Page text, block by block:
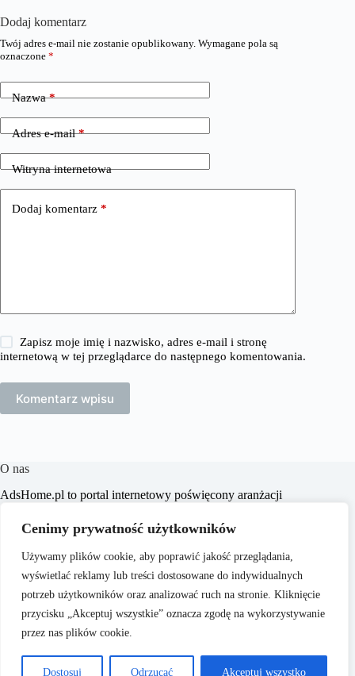
Cenimy prywatność użytkowników
Używamy plików cookie, aby poprawić jakość przeglądania,
wyświetlać reklamy lub treści dostosowane do indywidualnych
potrzeb użytkowników oraz analizować ruch na stronie. Kliknięcie
przycisku „Akceptuj wszystkie” oznacza zgodę na wykorzystywanie
przez nas plików cookie.
Dostosuj Odrzucać Akceptuj wszystko
Dodaj komentarz
Twój adres e-mail nie zostanie opublikowany. Wymagane pola są
oznaczone *
Nazwa*
Adres e-mail*
Witryna internetowa
Dodaj komentarz *
Zapisz moje imię i nazwisko, adres e-mail i stronę
internetową w tej przeglądarce do następnego komentowania.
Komentarz wpisu
O nas
​AdsHome.pl to portal internetowy poświęcony aranżacji
celem jest dostarczanie praktycznych wskazówek i inspiracji,
które pomogą czytelnikom w tworzeniu komfortowych i
stylowych przestrzeni życiowych.
Copyright © 2026 - ​
O nas
Polityka Prywatności